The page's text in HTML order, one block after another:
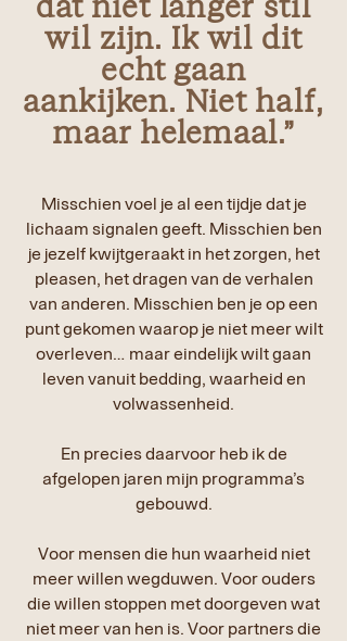
wil zijn. Ik wil dit
echt gaan
aankijken. Niet half,
maar helemaal.”
Misschien voel je al een tijdje dat je
lichaam signalen geeft. Misschien ben
je jezelf kwijtgeraakt in het zorgen, het
pleasen, het dragen van de verhalen
van anderen. Misschien ben je op een
punt gekomen waarop je niet meer wilt
overleven… maar eindelijk wilt gaan
leven vanuit bedding, waarheid en
volwassenheid.
En precies daarvoor heb ik de
afgelopen jaren mijn programma’s
gebouwd.
Voor mensen die hun waarheid niet
meer willen wegduwen. Voor ouders
die willen stoppen met doorgeven wat
niet meer van hen is. Voor partners die